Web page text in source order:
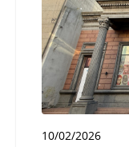
10/02/2026